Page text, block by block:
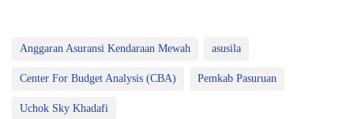
Anggaran Asuransi Kendaraan Mewah asusila
Center For Budget Analysis (CBA) Pemkab Pasuruan
Uchok Sky Khadafi